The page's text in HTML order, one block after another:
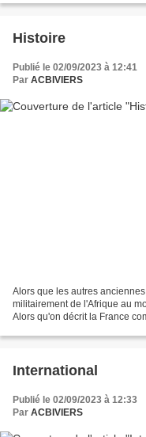
Histoire
Publié le 02/09/2023 à 12:41
Par ACBIVIERS
Alors que les autres
militairement de l'Afrique au
Alors qu'on décrit la France
International
Publié le 02/09/2023 à 12:33
Par ACBIVIERS